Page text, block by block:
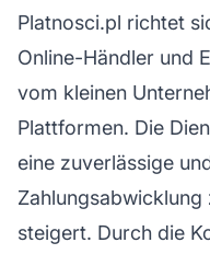
Platnosci.pl richtet
Online-Händler und
vom kleinen
Plattformen. Die
eine zuverlässige
steigert. Durch die